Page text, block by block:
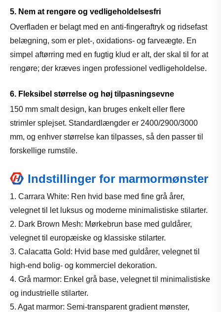
5. Nem at rengøre og vedligeholdelsesfri
Overfladen er belagt med en anti-fingeraftryk og ridsefast
belægning, som er plet-, oxidations- og farveægte. En
simpel aftørring med en fugtig klud er alt, der skal til for at
rengøre; der kræves ingen professionel vedligeholdelse.
6. Fleksibel størrelse og høj tilpasningsevne
150 mm smalt design, kan bruges enkelt eller flere
strimler splejset. Standardlængder er 2400/2900/3000
mm, og enhver størrelse kan tilpasses, så den passer til
forskellige rumstile.
Indstillinger for marmormønster
1. Carrara White: Ren hvid base med fine grå årer,
velegnet til let luksus og moderne minimalistiske stilarter.
2. Dark Brown Mesh: Mørkebrun base med guldårer,
velegnet til europæiske og klassiske stilarter.
3. Calacatta Gold: Hvid base med guldårer, velegnet til
high-end bolig- og kommerciel dekoration.
4. Grå marmor: Enkel grå base, velegnet til minimalistiske
og industrielle stilarter.
5. Agat marmor: Semi-transparent gradient mønster,